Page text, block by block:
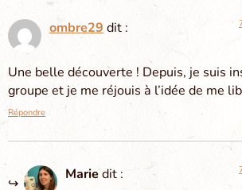
ombre29 dit :
Une belle découverte ! Depuis, je suis
groupe et je me réjouis à l’idée de me
Répondre
Mariedit :